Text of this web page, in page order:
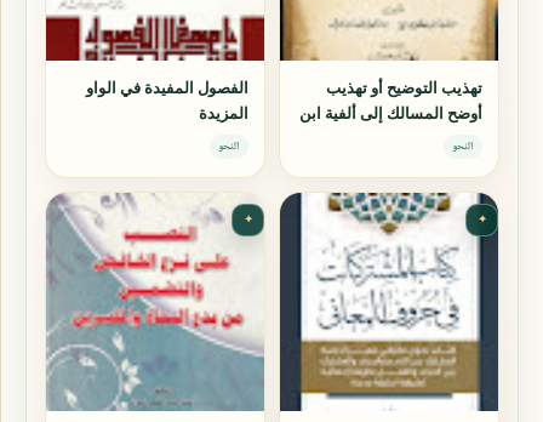
تهذيب التوضيح أو تهذيب
أوضح المسالك إلى ألفية ابن
مالك
النحو
الفصول المفيدة في الواو
المزيدة
النحو
✦
✦